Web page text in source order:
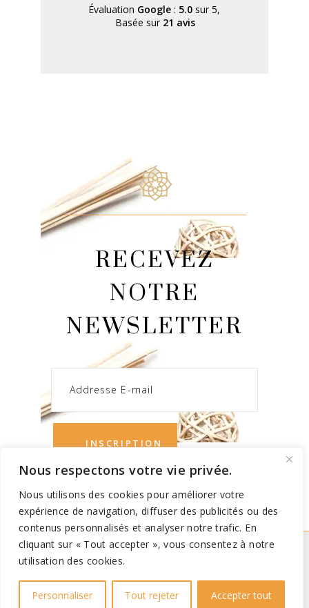
Nous respectons votre vie privée.
Nous utilisons des cookies pour améliorer votre
expérience de navigation, diffuser des publicités ou des
contenus personnalisés et analyser notre trafic. En
cliquant sur « Tout accepter », vous consentez à notre
utilisation des cookies.
Personnaliser Tout rejeter Accepter tout
Évaluation Google: 5.0sur 5,
Basée sur 21 avis
RECEVEZ
NOTRE
NEWSLETTER
Copyright 2021 (@)
Vincent Vandon